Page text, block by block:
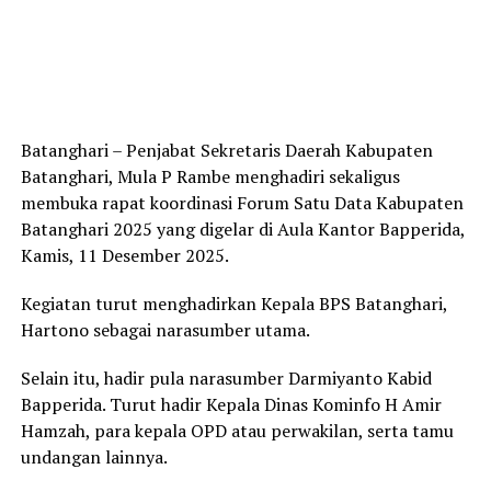
Batanghari – Penjabat Sekretaris Daerah Kabupaten
Batanghari, Mula P Rambe menghadiri sekaligus
membuka rapat koordinasi Forum Satu Data Kabupaten
Batanghari 2025 yang digelar di Aula Kantor Bapperida,
Kamis, 11 Desember 2025.
Kegiatan turut menghadirkan Kepala BPS Batanghari,
Hartono sebagai narasumber utama.
Selain itu, hadir pula narasumber Darmiyanto Kabid
Bapperida. Turut hadir Kepala Dinas Kominfo H Amir
Hamzah, para kepala OPD atau perwakilan, serta tamu
undangan lainnya.